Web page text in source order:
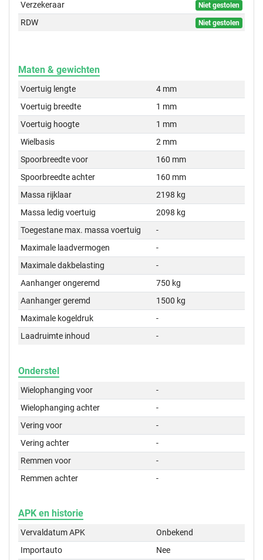
Verzekeraar Niet gestolen
RDW Niet gestolen
Maten & gewichten
Voertuig lengte
4 mm
Voertuig breedte
1 mm
Voertuig hoogte
1 mm
Wielbasis
2 mm
Spoorbreedte voor
160 mm
Spoorbreedte achter
160 mm
Massa rijklaar
2198 kg
Massa ledig voertuig
2098 kg
Toegestane max. massa voertuig
-
Maximale laadvermogen
-
Maximale dakbelasting
-
Aanhanger ongeremd
750 kg
Aanhanger geremd
1500 kg
Maximale kogeldruk
-
Laadruimte inhoud
-
Onderstel
Wielophanging voor
-
Wielophanging achter
-
Vering voor
-
Vering achter
-
Remmen voor
-
Remmen achter
-
APK en historie
Vervaldatum APK
Onbekend
Importauto
Nee